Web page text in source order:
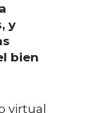
y
bien
virtual